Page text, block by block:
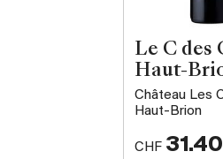
Le C des
Haut-
Château Les
Haut-Brion
CHF 31.40